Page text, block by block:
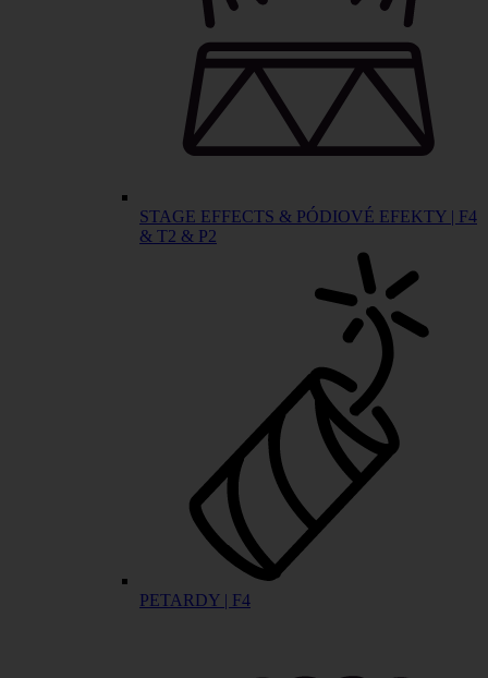
STAGE EFFECTS & PÓDIOVÉ EFEKTY | F4
& T2 & P2
PETARDY | F4